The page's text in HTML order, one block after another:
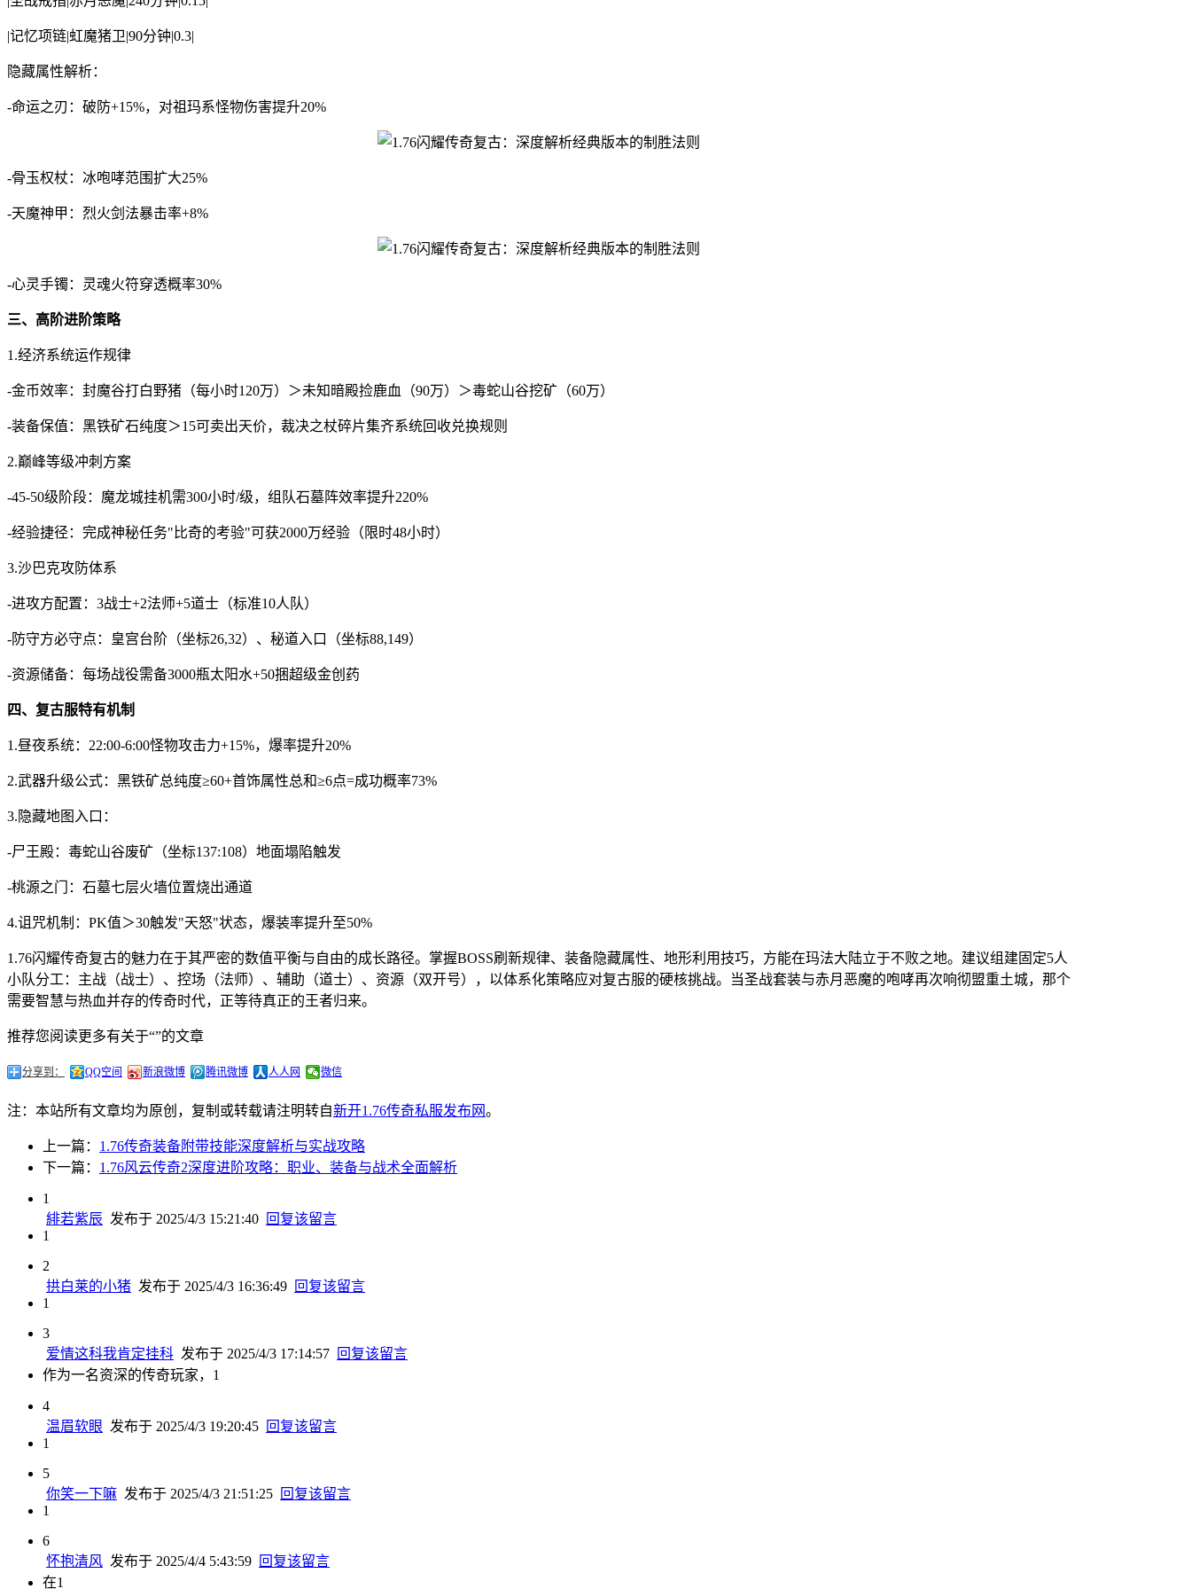
|记忆项链|虹魔猪卫|90分钟|0.3|
隐藏属性解析：
-命运之刃：破防+15%，对祖玛系怪物伤害提升20%
-骨玉权杖：冰咆哮范围扩大25%
-天魔神甲：烈火剑法暴击率+8%
-心灵手镯：灵魂火符穿透概率30%
三、高阶进阶策略
1.经济系统运作规律
-金币效率：封魔谷打白野猪（每小时120万）＞未知暗殿捡鹿血（90万）＞毒蛇山谷挖矿（60万）
-装备保值：黑铁矿石纯度＞15可卖出天价，裁决之杖碎片集齐系统回收兑换规则
2.巅峰等级冲刺方案
-45-50级阶段：魔龙城挂机需300小时/级，组队石墓阵效率提升220%
-经验捷径：完成神秘任务"比奇的考验"可获2000万经验（限时48小时）
3.沙巴克攻防体系
-进攻方配置：3战士+2法师+5道士（标准10人队）
-防守方必守点：皇宫台阶（坐标26,32）、秘道入口（坐标88,149）
-资源储备：每场战役需备3000瓶太阳水+50捆超级金创药
四、复古服特有机制
1.昼夜系统：22:00-6:00怪物攻击力+15%，爆率提升20%
2.武器升级公式：黑铁矿总纯度≥60+首饰属性总和≥6点=成功概率73%
3.隐藏地图入口：
-尸王殿：毒蛇山谷废矿（坐标137:108）地面塌陷触发
-桃源之门：石墓七层火墙位置烧出通道
4.诅咒机制：PK值＞30触发"天怒"状态，爆装率提升至50%
1.76闪耀传奇复古的魅力在于其严密的数值平衡与自由的成长路径。掌握BOSS刷新规律、装备隐藏属性、地形利用技巧，方能在玛法大陆立于不败之地。建议组建固定5人
小队分工：主战（战士）、控场（法师）、辅助（道士）、资源（双开号），以体系化策略应对复古服的硬核挑战。当圣战套装与赤月恶魔的咆哮再次响彻盟重土城，那个
需要智慧与热血并存的传奇时代，正等待真正的王者归来。
推荐您阅读更多有关于“”的文章
分享到： QQ空间 新浪微博 腾讯微博 人人网 微信
注：本站所有文章均为原创，复制或转载请注明转自新开1.76传奇私服发布网。
上一篇： 1.76传奇装备附带技能深度解析与实战攻略
下一篇： 1.76风云传奇2深度进阶攻略：职业、装备与战术全面解析
1
緋若紫辰 发布于 2025/4/3 15:21:40 回复该留言
1
2
拱白莱的小猪 发布于 2025/4/3 16:36:49 回复该留言
1
3
爱情这科我肯定挂科 发布于 2025/4/3 17:14:57 回复该留言
作为一名资深的传奇玩家，1
4
温眉软眼 发布于 2025/4/3 19:20:45 回复该留言
1
5
你笑一下嘛 发布于 2025/4/3 21:51:25 回复该留言
1
6
怀抱清风 发布于 2025/4/4 5:43:59 回复该留言
在1